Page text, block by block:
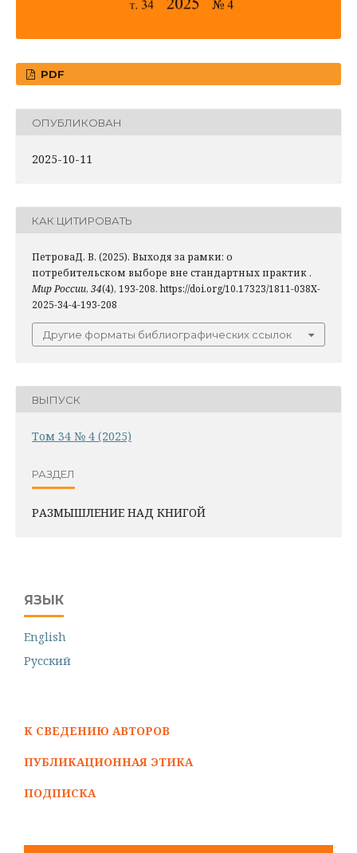
PDF
ОПУБЛИКОВАН
2025-10-11
КАК ЦИТИРОВАТЬ
ПетроваД. В. (2025). Выходя за рамки: о
потребительском выборе вне стандартных практик .
Мир России, 34(4), 193-208. https://doi.org/10.17323/1811-038X-
2025-34-4-193-208
Другие форматы библиографических ссылок
ВЫПУСК
Том 34 № 4 (2025)
РАЗДЕЛ
РАЗМЫШЛЕНИЕ НАД КНИГОЙ
ЯЗЫК
English
Русский
К СВЕДЕНИЮ АВТОРОВ
ПУБЛИКАЦИОННАЯ ЭТИКА
ПОДПИСКА